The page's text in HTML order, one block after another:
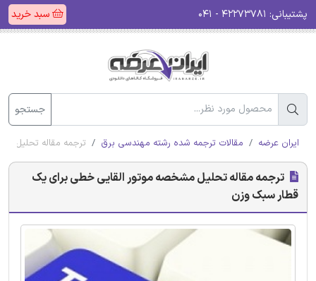
پشتیبانی: سبد خرید
جستجو
ایران عرضه مقالات ترجمه شده رشته مهندسی برق ترجمه مقاله تحلیل
ترجمه مقاله تحلیل مشخصه موتور القایی خطی برای یک
قطار سبک وزن